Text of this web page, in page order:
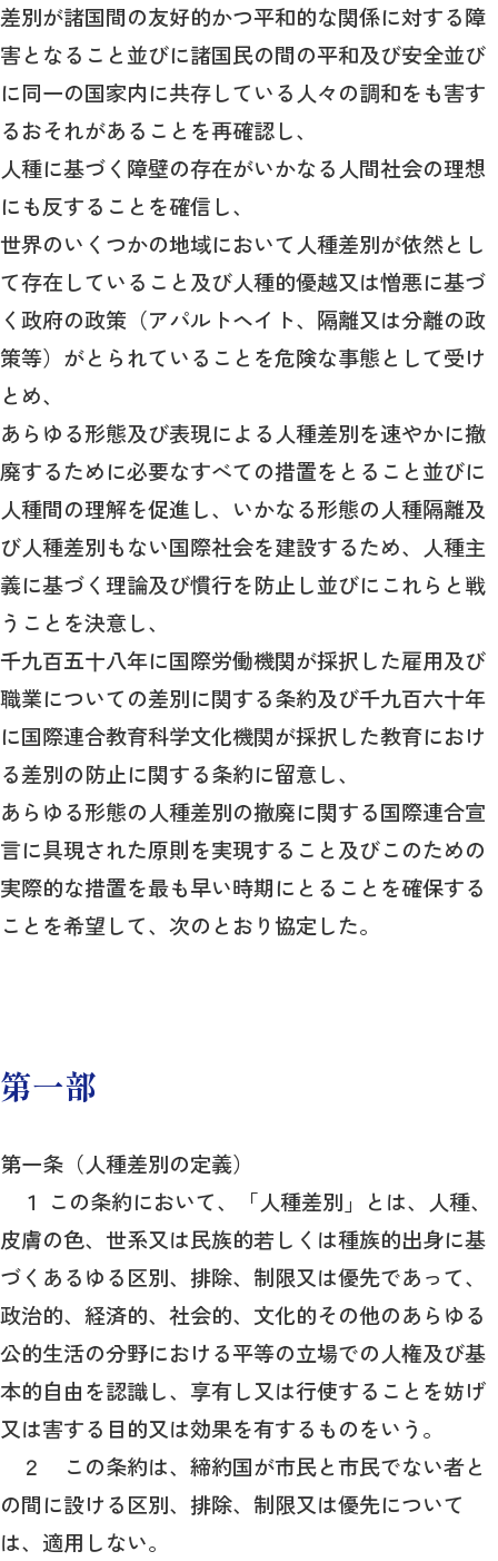
差別が諸国間の友好的かつ平和的な関係に対する障
害となること並びに諸国民の間の平和及び安全並び
に同一の国家内に共存している人々の調和をも害す
るおそれがあることを再確認し、
人種に基づく障壁の存在がいかなる人間社会の理想
にも反することを確信し、
世界のいくつかの地域において人種差別が依然とし
て存在していること及び人種的優越又は憎悪に基づ
く政府の政策（アパルトヘイト、隔離又は分離の政
策等）がとられていることを危険な事態として受け
とめ、
あらゆる形態及び表現による人種差別を速やかに撤
廃するために必要なすべての措置をとること並びに
人種間の理解を促進し、いかなる形態の人種隔離及
び人種差別もない国際社会を建設するため、人種主
義に基づく理論及び慣行を防止し並びにこれらと戦
うことを決意し、
千九百五十八年に国際労働機関が採択した雇用及び
職業についての差別に関する条約及び千九百六十年
に国際連合教育科学文化機関が採択した教育におけ
る差別の防止に関する条約に留意し、
あらゆる形態の人種差別の撤廃に関する国際連合宣
言に具現された原則を実現すること及びこのための
実際的な措置を最も早い時期にとることを確保する
ことを希望して、次のとおり協定した。
第一部
第一条（人種差別の定義）
１ この条約において、「人種差別」とは、人種、
皮膚の色、世系又は民族的若しくは種族的出身に基
づくあるゆる区別、排除、制限又は優先であって、
政治的、経済的、社会的、文化的その他のあらゆる
公的生活の分野における平等の立場での人権及び基
本的自由を認識し、享有し又は行使することを妨げ
又は害する目的又は効果を有するものをいう。
２ この条約は、締約国が市民と市民でない者と
の間に設ける区別、排除、制限又は優先について
は、適用しない。